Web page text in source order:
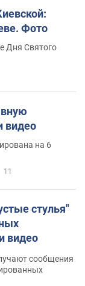
Фото
Дня Святого
видео
на 6
11
стулья"
видео
сообщения